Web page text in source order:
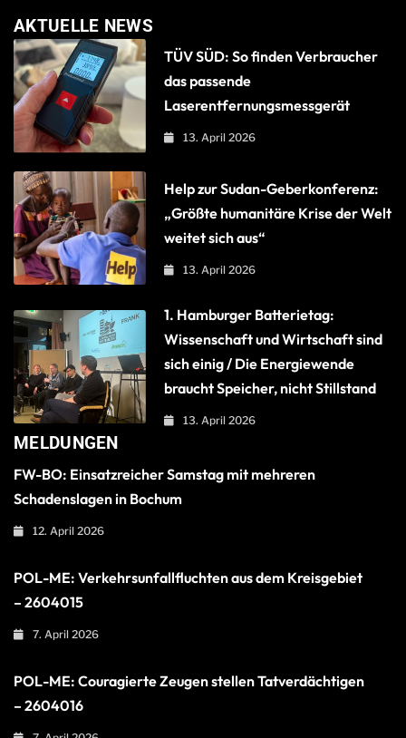
AKTUELLE NEWS
TÜV SÜD: So finden Verbraucher
das passende
Laserentfernungsmessgerät
13. April 2026
Help zur Sudan-Geberkonferenz:
„Größte humanitäre Krise der Welt
weitet sich aus“
13. April 2026
1. Hamburger Batterietag:
Wissenschaft und Wirtschaft sind
sich einig / Die Energiewende
braucht Speicher, nicht Stillstand
13. April 2026
MELDUNGEN
FW-BO: Einsatzreicher Samstag mit mehreren
Schadenslagen in Bochum
12. April 2026
POL-ME: Verkehrsunfallfluchten aus dem Kreisgebiet
– 2604015
7. April 2026
POL-ME: Couragierte Zeugen stellen Tatverdächtigen
– 2604016